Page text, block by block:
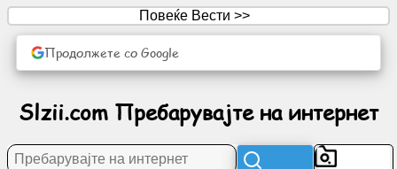
Социјална
мрежа
Повеќе Вести >>
Продолжете со Google
Slzii.com Пребарувајте на интернет